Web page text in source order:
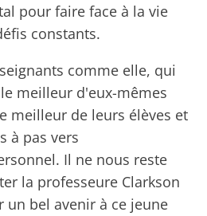
pour faire face à la vie
constants.
comme elle, qui
meilleur d'eux-mêmes
meilleur de leurs élèves et
à pas vers
Il ne nous reste
la professeure Clarkson
un bel avenir à ce jeune